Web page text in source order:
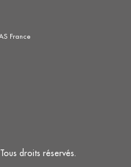
France
droits réservés.